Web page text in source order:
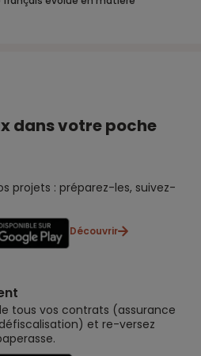
dans votre poche
projets : préparez-les, suivez-
Découvrir
tous vos contrats (assurance
et re-versez